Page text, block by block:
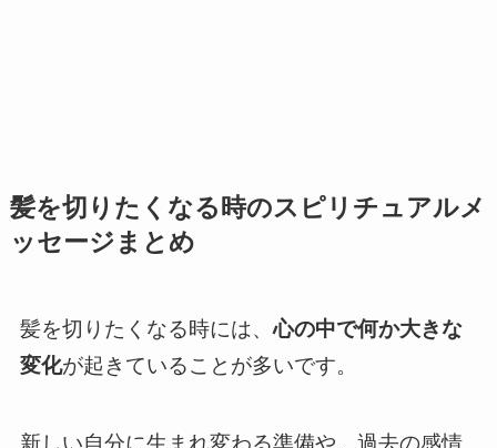
髪を切りたくなる時のスピリチュアルメ
ッセージまとめ
髪を切りたくなる時には、心の中で何か大きな
変化が起きていることが多いです。
新しい自分に生まれ変わる準備や、過去の感情